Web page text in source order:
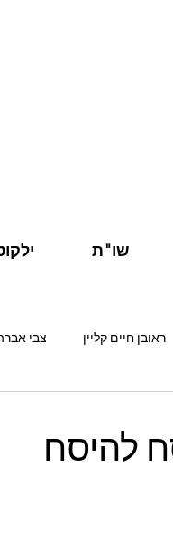
שו"ת
ראובן חיים קליין צבי
להיסח